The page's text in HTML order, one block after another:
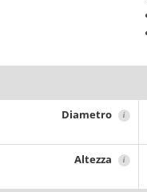
Diametro i
Altezza i